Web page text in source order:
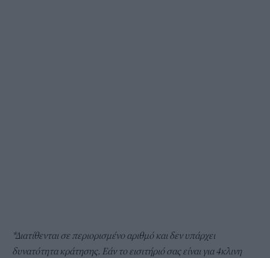
*Διατίθενται σε περιορισμένο αριθμό και δεν υπάρχει
δυνατότητα κράτησης. Εάν το εισιτήριό σας είναι για 4κλινη